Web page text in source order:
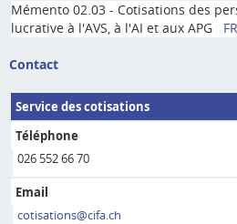
Mémento 02.03 - Cotisations des
lucrative à l'AVS, à l'AI et aux APG FR
Contact
Service des cotisations
Téléphone
026 552 66 70
Email
cotisations@cifa.ch